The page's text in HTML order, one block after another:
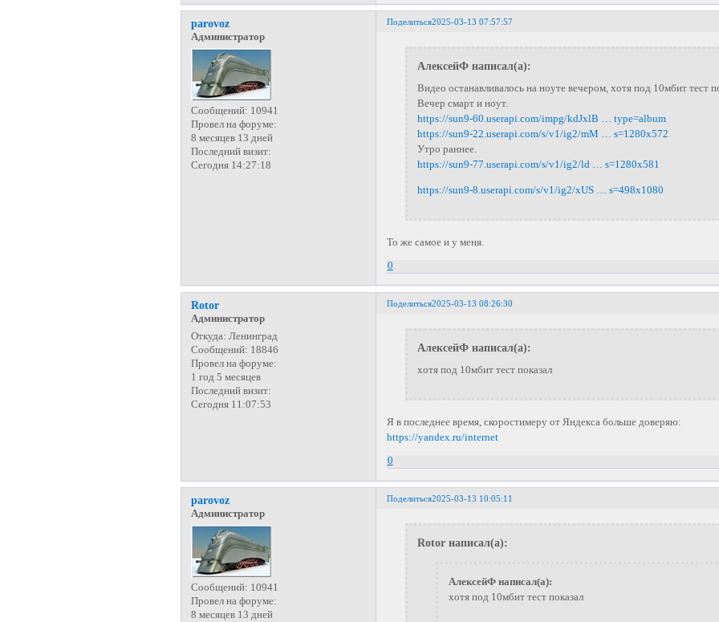
Поделиться2025-03-13 07:57:57
parovoz
Администратор
Сообщений: 10941
Провел на форуме:
8 месяцев 13 дней
Последний визит:
Сегодня 14:27:18
АлексейФ написал(а):
Видео останавливалось на ноуте вечером, хотя под 10мбит тест
Вечер смарт и ноут.
https://sun9-60.userapi.com/impg/kdJxlB … type=album
https://sun9-22.userapi.com/s/v1/ig2/mM … s=1280x572
Утро раннее.
https://sun9-77.userapi.com/s/v1/ig2/ld … s=1280x581
https://sun9-8.userapi.com/s/v1/ig2/xUS … s=498x1080
То же самое и у меня.
0
Поделиться2025-03-13 08:26:30
Rotor
Администратор
Откуда: Ленинград
Сообщений: 18846
Провел на форуме:
1 год 5 месяцев
Последний визит:
Сегодня 11:07:53
АлексейФ написал(а):
хотя под 10мбит тест показал
Я в последнее время, скоростимеру от Яндекса больше доверяю:
https://yandex.ru/internet
0
Поделиться2025-03-13 10:05:11
parovoz
Администратор
Сообщений: 10941
Провел на форуме:
8 месяцев 13 дней
Rotor написал(а):
АлексейФ написал(а):
хотя под 10мбит тест показал